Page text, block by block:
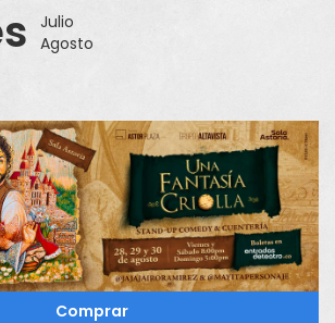
Julio
Agosto
Comprar